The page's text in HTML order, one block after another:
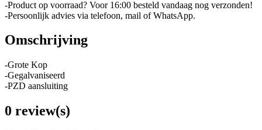
-Product op voorraad? Voor 16:00 besteld vandaag nog verzonden!
-Persoonlijk advies via telefoon, mail of WhatsApp.
Omschrijving
-Grote Kop
-Gegalvaniseerd
-PZD aansluiting
0 review(s)